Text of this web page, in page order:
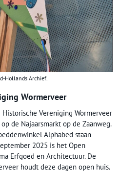
Hollands Archief.
Wormerveer
Vereniging Wormerveer
de Najaarsmarkt op de Zaanweg.
Alphabed staan
2025 is het Open
Erfgoed en Architectuur. De
houdt deze dagen open huis.